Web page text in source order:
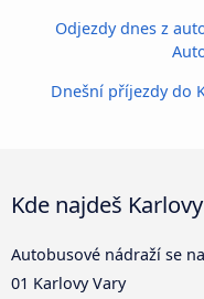
Odjezdy dnes z
Dnešní příjezdy do
Kde najdeš
Autobusové nádraží se
01 Karlovy Vary